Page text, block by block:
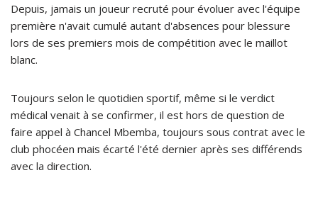
Depuis, jamais un joueur recruté pour évoluer avec l'équipe
première n'avait cumulé autant d'absences pour blessure
lors de ses premiers mois de compétition avec le maillot
blanc.
Toujours selon le quotidien sportif, même si le verdict
médical venait à se confirmer, il est hors de question de
faire appel à Chancel Mbemba, toujours sous contrat avec le
club phocéen mais écarté l'été dernier après ses différends
avec la direction.